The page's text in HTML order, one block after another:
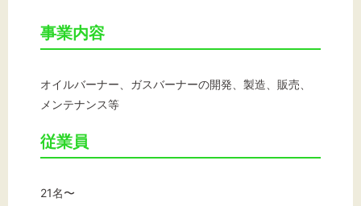
事業内容
オイルバーナー、ガスバーナーの開発、製造、販売、
メンテナンス等
従業員
21名〜